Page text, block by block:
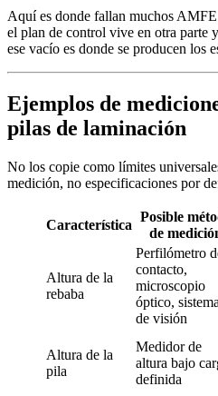
Aquí es donde fallan muchos
el plan de control vive en otra parte
ese vacío es donde se producen los
Ejemplos de
pilas de laminación
No los copie como límites
medición, no especificaciones por
Característica
Posible
de
Altura de la
rebaba
Perfilómetro
contacto,
microscopio
óptico, sistema
de visión
Altura de la
pila
Medidor de
altura bajo
definida